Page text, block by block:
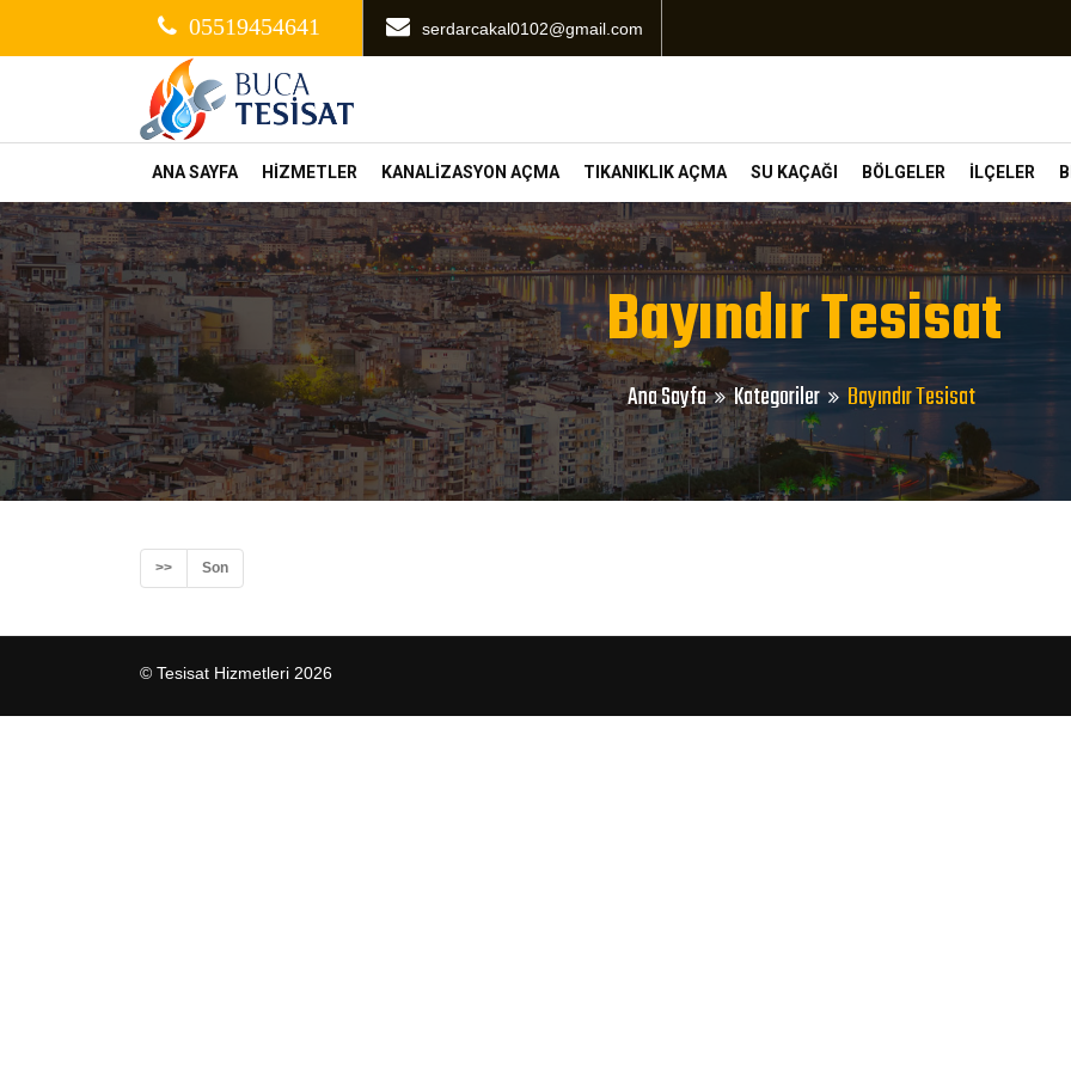
05519454641 serdarcakal0102@gmail.com
ANA SAYFA HİZMETLER KANALİZASYON AÇMA TIKANIKLIK AÇMA SU KAÇAĞI BÖLGELER İLÇELER
Bayındır Tesisat
Ana Sayfa Kategoriler Bayındır Tesisat
>> Son
© Tesisat Hizmetleri 2026